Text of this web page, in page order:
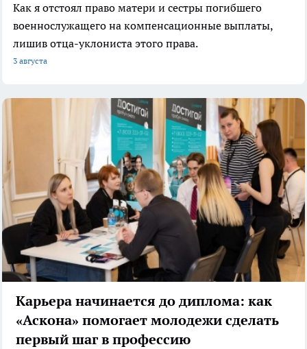
Как я отстоял право матери и сестры погибшего
военнослужащего на компенсационные выплаты,
лишив отца-уклониста этого права.
3 августа
Карьера начинается до диплома: как
«Аскона» помогает молодежи сделать
первый шаг в профессию